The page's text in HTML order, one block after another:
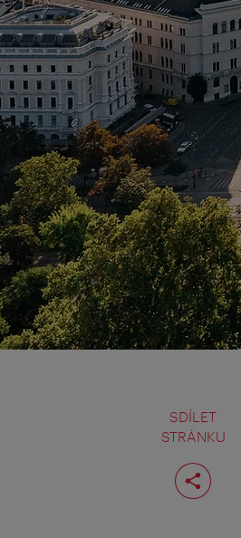
SDÍLET
STRÁNKU
Rozdělit
stranu